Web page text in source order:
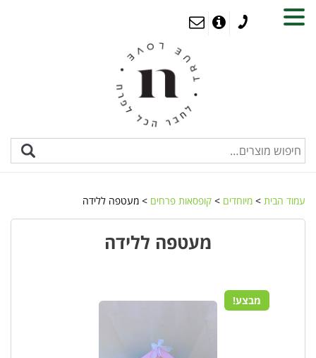
עמוד הבית > מיוחדים > קופסאות פרחים > מעטפה ללידה
מעטפה ללידה
מבצע!